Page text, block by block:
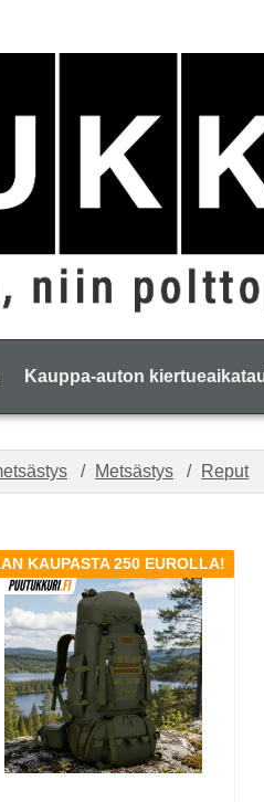
Kauppa-auton
Metsästys Reput
KAUPASTA 250 EUROLLA!